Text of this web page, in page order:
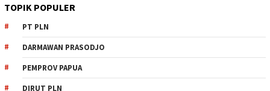
TOPIK POPULER
PT PLN
DARMAWAN PRASODJO
PEMPROV PAPUA
DIRUT PLN